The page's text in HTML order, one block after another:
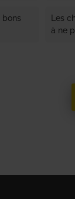
bons
Les
à ne